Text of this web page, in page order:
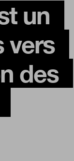
un
vers
des